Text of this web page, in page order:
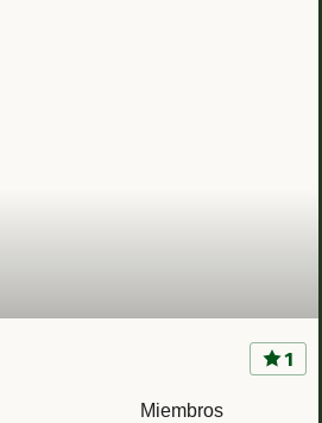
Madrid) Ac. Capitán
de Artillería de Campaña
1
Miembros